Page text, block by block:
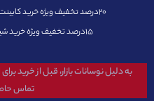
۲۰درصد تخفیف ویژه خرید کابینت و روشویی با کد تخفیف
۱۵درصد تخفیف ویژه خرید شیرآلات با کد تخفیف
به دلیل نوسانات بازار، قبل از خرید
تماس